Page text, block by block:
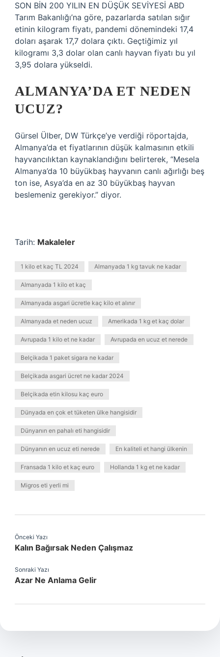
SON BİN 200 YILIN EN DÜŞÜK SEVİYESİ ABD
Tarım Bakanlığı’na göre, pazarlarda satılan sığır
etinin kilogram fiyatı, pandemi dönemindeki 17,4
doları aşarak 17,7 dolara çıktı. Geçtiğimiz yıl
kilogramı 3,3 dolar olan canlı hayvan fiyatı bu yıl
3,95 dolara yükseldi.
ALMANYA’DA ET NEDEN
UCUZ?
Gürsel Ülber, DW Türkçe’ye verdiği röportajda,
Almanya’da et fiyatlarının düşük kalmasının etkili
hayvancılıktan kaynaklandığını belirterek, “Mesela
Almanya’da 10 büyükbaş hayvanın canlı ağırlığı beş
ton ise, Asya’da en az 30 büyükbaş hayvan
beslemeniz gerekiyor.” diyor.
Tarih: Makaleler
1 kilo et kaç TL 2024 Almanyada 1 kg tavuk ne kadar
Almanyada 1 kilo et kaç
Almanyada asgari ücretle kaç kilo et alınır
Almanyada et neden ucuz Amerikada 1 kg et kaç dolar
Avrupada 1 kilo et ne kadar Avrupada en ucuz et nerede
Belçikada 1 paket sigara ne kadar
Belçikada asgari ücret ne kadar 2024
Belçikada etin kilosu kaç euro
Dünyada en çok et tüketen ülke hangisidir
Dünyanın en pahalı eti hangisidir
Dünyanın en ucuz eti nerede En kaliteli et hangi ülkenin
Fransada 1 kilo et kaç euro Hollanda 1 kg et ne kadar
Migros eti yerli mi
Önceki Yazı
Kalın Bağırsak Neden Çalışmaz
Sonraki Yazı
Azar Ne Anlama Gelir